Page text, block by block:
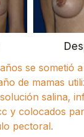
se sometió
de mamas
salina,
y colocados
pectoral.